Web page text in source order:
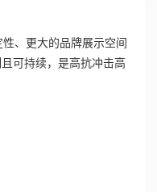
、更大的品牌展示空间
可持续，是高抗冲击高